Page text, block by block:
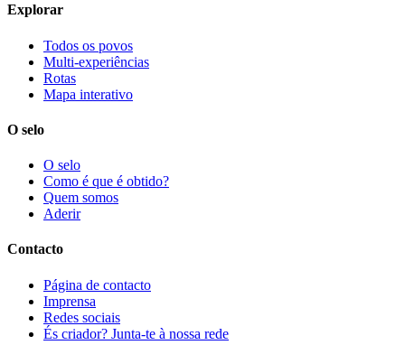
Explorar
Todos os povos
Multi-experiências
Rotas
Mapa interativo
O selo
O selo
Como é que é obtido?
Quem somos
Aderir
Contacto
Página de contacto
Imprensa
Redes sociais
És criador? Junta-te à nossa rede